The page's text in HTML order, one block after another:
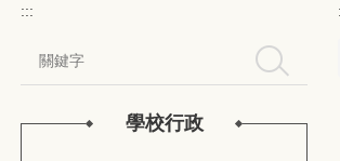
:::
搜尋
學校行政